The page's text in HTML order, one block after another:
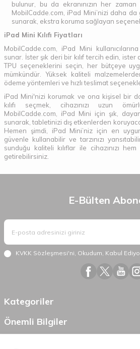
bulunur, bu da ekranınızın her zaman
MobilCadde.com, iPad Mini’nizi daha da
sunarak, ekstra koruma sağlayan
iPad Mini Kılıfı Fiyatları
MobilCadde.com, iPad Mini
sunar. İster şık deri bir kılıf tercih edin, ister
TPU seçeneklerini seçin, her bütçeye
mümkündür. Yüksek kaliteli
ödeme yöntemleri ve hızlı teslimat
iPad Mini'nizi korumak ve ona kişisel bir
kılıfı seçmek, cihazınızı uzun
MobilCadde.com, iPad Mini için şık,
sunarak, tabletinizi dış etkenlerden
Hemen şimdi, iPad Mini’niz için en uygun
güvenle kullanabilir ve tarzınızı
sunduğu kaliteli kılıflar ile cihazınızı
getirebilirsiniz.
E-Bülten
KVKK Sözleşmesi'ni, Okudum, Kabul
Kategoriler
Önemli Bilgiler